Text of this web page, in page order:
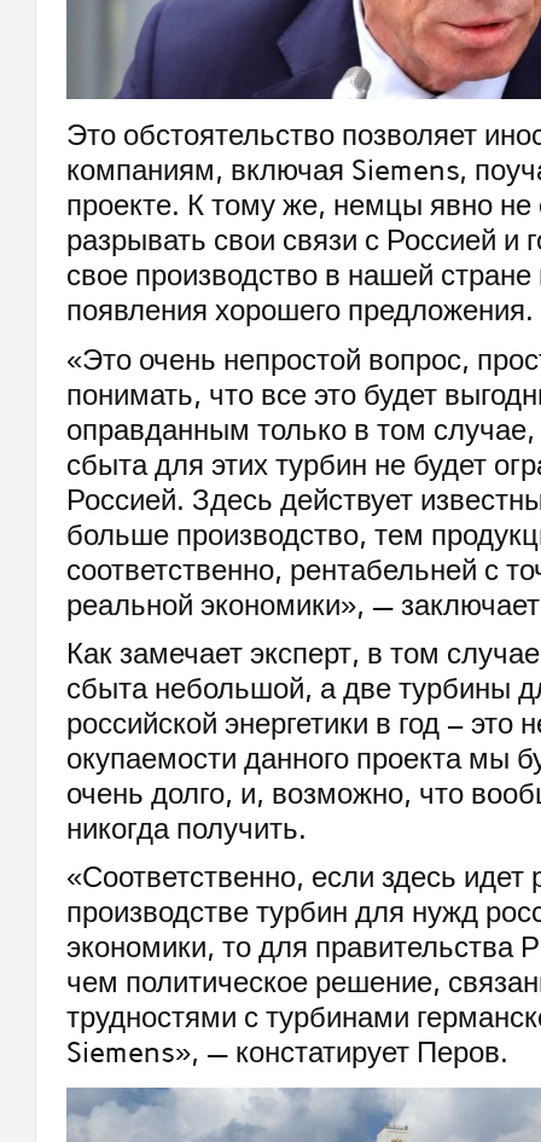
Это обстоятельство позволяет
компаниям, включая Siemens,
проекте. К тому же, немцы явно не
разрывать свои связи с Россией и
свое производство в нашей стране
появления хорошего предложения.
«Это очень непростой вопрос,
понимать, что все это будет
оправданным только в том
сбыта для этих турбин не будет
Россией. Здесь действует
больше производство, тем
соответственно, рентабельней с
реальной экономики», —
Как замечает эксперт, в том
сбыта небольшой, а две турбины
российской энергетики в год – это
окупаемости данного проекта мы
очень долго, и, возможно, что
никогда получить.
«Соответственно, если здесь идет
производстве турбин для нужд
экономики, то для правительства
чем политическое решение,
трудностями с турбинами
Siemens», — констатирует Перов.